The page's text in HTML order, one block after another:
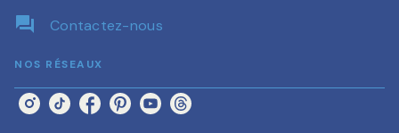
question_answer Contactez-nous
NOS RÉSEAUX